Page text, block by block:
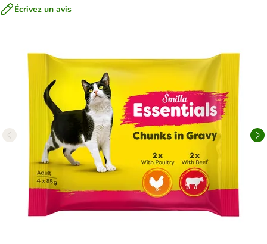
Écrivez un avis